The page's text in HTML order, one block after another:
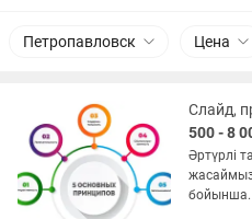
Петропавловск Цена
Слайд,
500 - 8
Әртүрлі
жасаймыз. Дизайн соңғы
бойынша.